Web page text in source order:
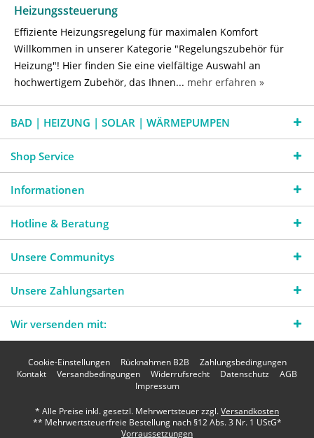
Heizungssteuerung
Effiziente Heizungsregelung für maximalen Komfort
Willkommen in unserer Kategorie "Regelungszubehör für
Heizung"! Hier finden Sie eine vielfältige Auswahl an
hochwertigem Zubehör, das Ihnen... mehr erfahren »
BAD | HEIZUNG | SOLAR | WÄRMEPUMPEN
Shop Service
Informationen
Hotline & Beratung
Unsere Communitys
Unsere Zahlungsarten
Wir versenden mit:
Cookie-Einstellungen Rücknahmen B2B
Zahlungsbedingungen
Kontakt
Versandbedingungen Widerrufsrecht Datenschutz
AGB
Impressum
* Alle Preise inkl. gesetzl. Mehrwertsteuer zzgl.Versandkosten
** Mehrwertsteuerfreie Bestellung nach §12 Abs. 3 Nr. 1 UStG*
Vorraussetzungen